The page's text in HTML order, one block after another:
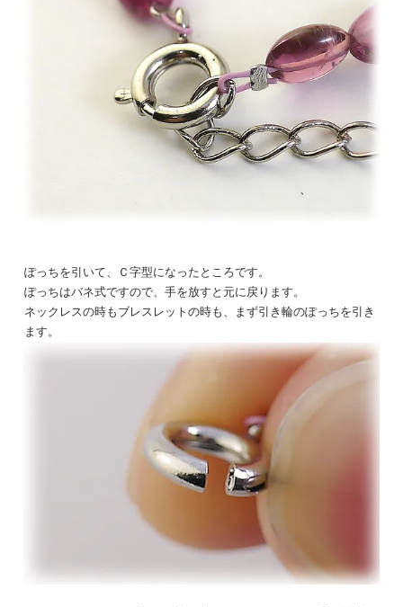
ぽっちを引いて、Ｃ字型になったところです。
ぽっちはバネ式ですので、手を放すと元に戻ります。
ネックレスの時もブレスレットの時も、まず引き輪のぽっちを引き
ます。